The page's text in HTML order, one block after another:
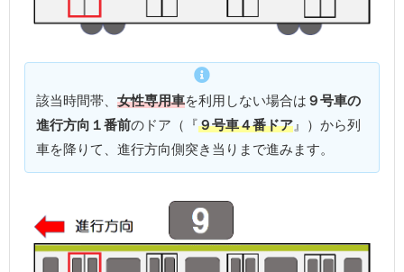
該当時間帯、 女性専用車を利用しない場合は ９号車の
進行方向１番前のドア（『９号車４番ドア 』）から列
車を降りて、進行方向側突き当りまで進みます。